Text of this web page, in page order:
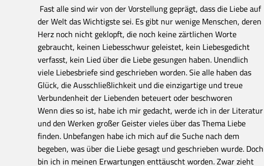
Fast alle sind wir von der Vorstellung geprägt, dass die Liebe auf
der Welt das Wichtigste sei. Es gibt nur wenige Menschen, deren
Herz noch nicht geklopft, die noch keine zärtlichen Worte
gebraucht, keinen Liebesschwur geleistet, kein Liebesgedicht
verfasst, kein Lied über die Liebe gesungen haben. Unendlich
viele Liebesbriefe sind geschrieben worden. Sie alle haben das
Glück, die Ausschließlichkeit und die einzigartige und treue
Verbundenheit der Liebenden beteuert oder beschworen
Wenn dies so ist, habe ich mir gedacht, werde ich in der Literatur
und den Werken großer Geister vieles über das Thema Liebe
finden. Unbefangen habe ich mich auf die Suche nach dem
begeben, was über die Liebe gesagt und geschrieben wurde. Doch
bin ich in meinen Erwartungen enttäuscht worden. Zwar zieht